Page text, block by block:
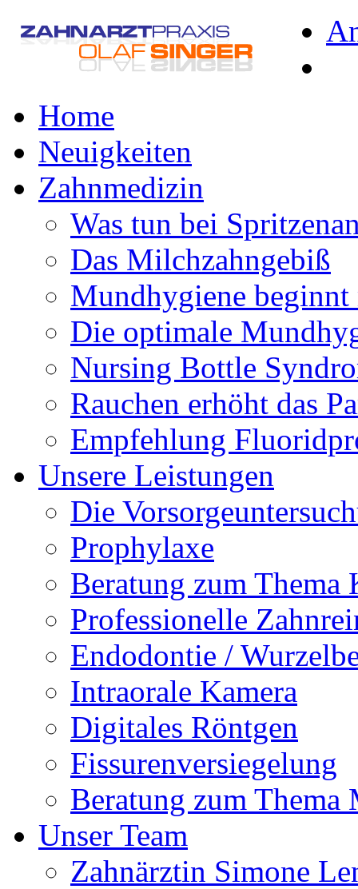
Home
Neuigkeiten
Zahnmedizin
Was tun bei
Das Milchzahngebiß
Mundhygiene beginnt
Die optimale
Nursing Bottle
Rauchen erhöht das
Empfehlung
Unsere Leistungen
Die
Prophylaxe
Beratung zum Thema
Professionelle
Endodontie /
Intraorale Kamera
Digitales Röntgen
Fissurenversiegelung
Beratung zum Thema
Unser Team
Zahnärztin Simone